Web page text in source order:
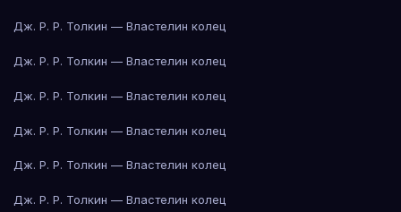
Дж. Р. Р. Толкин — Властелин колец
Дж. Р. Р. Толкин — Властелин колец
Дж. Р. Р. Толкин — Властелин колец
Дж. Р. Р. Толкин — Властелин колец
Дж. Р. Р. Толкин — Властелин колец
Дж. Р. Р. Толкин — Властелин колец